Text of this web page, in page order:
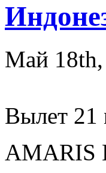
Май 18th,
Вылет 21
AMARIS